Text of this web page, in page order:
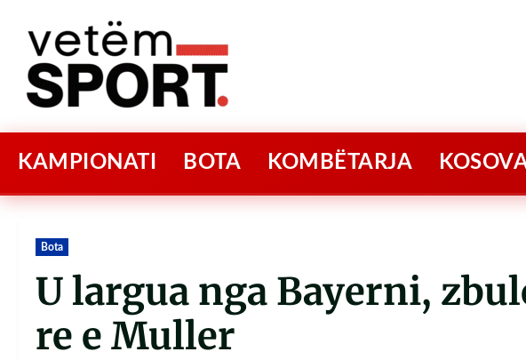
KAMPIONATI BOTA KOMBËTARJA
Bota
U largua nga Bayerni,
re e Muller